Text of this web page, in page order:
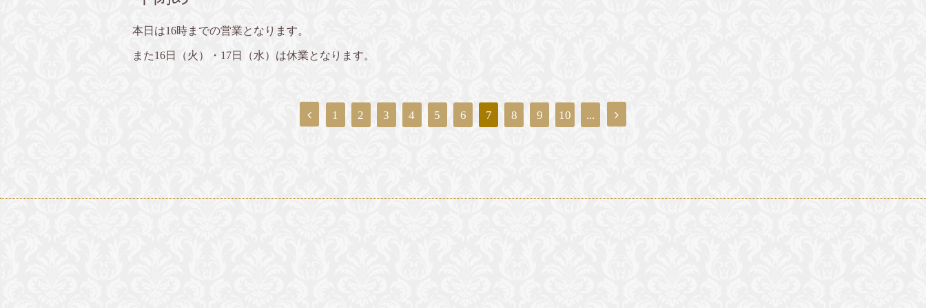
本日は16時までの営業となります。
また16日（火）・17日（水）は休業となります。
1 2 3 4 5 6 7 8 9 10 ...